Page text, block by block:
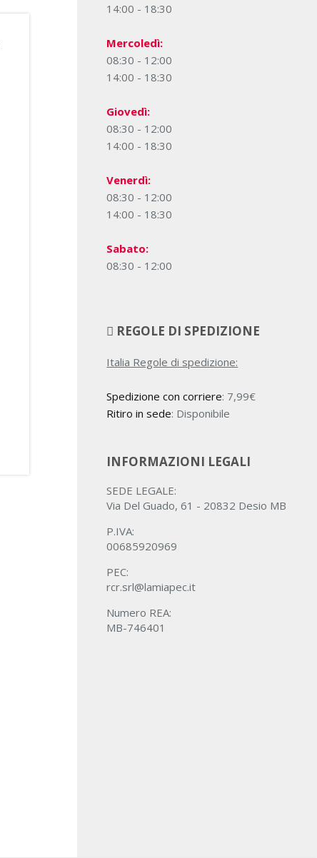
14:00 - 18:30
Mercoledì:
08:30 - 12:00
14:00 - 18:30
Giovedì:
08:30 - 12:00
14:00 - 18:30
Venerdì:
08:30 - 12:00
14:00 - 18:30
Sabato:
08:30 - 12:00
REGOLE DI SPEDIZIONE
Italia Regole di spedizione:
Spedizione con corriere: 7,99€
Ritiro in sede: Disponibile
INFORMAZIONI LEGALI
SEDE LEGALE:
Via Del Guado, 61 - 20832 Desio MB
P.IVA:
00685920969
PEC:
rcr.srl@lamiapec.it
Numero REA:
MB-746401